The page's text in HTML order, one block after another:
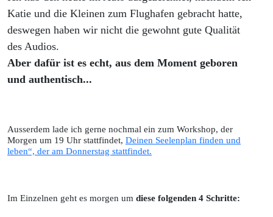
Katie und die Kleinen zum Flughafen gebracht hatte,
deswegen haben wir nicht die gewohnt gute Qualität
des Audios.
Aber dafür ist es echt, aus dem Moment geboren
und authentisch...
Ausserdem lade ich gerne nochmal ein zum Workshop, der
Morgen um 19 Uhr stattfindet, Deinen Seelenplan finden und
leben“, der am Donnerstag stattfindet.
Im Einzelnen geht es morgen um diese folgenden 4 Schritte: